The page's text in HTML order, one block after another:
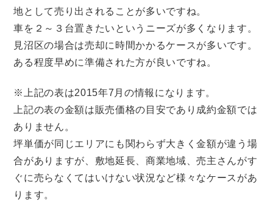
地として売り出されることが多いですね。
車を２～３台置きたいというニーズが多くなります。
見沼区の場合は売却に時間かかるケースが多いです。
ある程度早めに準備された方が良いですね。
※上記の表は2015年7月の情報になります。
上記の表の金額は販売価格の目安であり成約金額では
ありません。
坪単価が同じエリアにも関わらず大きく金額が違う場
合がありますが、敷地延長、商業地域、売主さんがす
ぐに売らなくてはいけない状況など様々なケースがあ
ります。